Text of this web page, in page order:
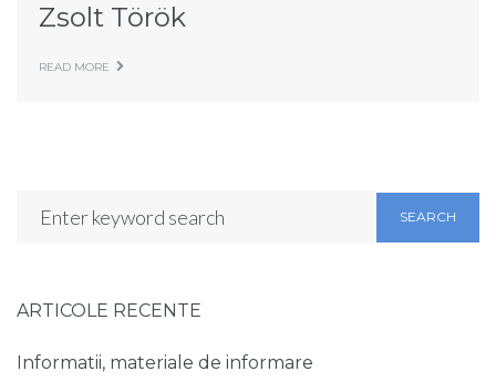
Zsolt Török
READ MORE
SEARCH
ARTICOLE RECENTE
Informatii, materiale de informare